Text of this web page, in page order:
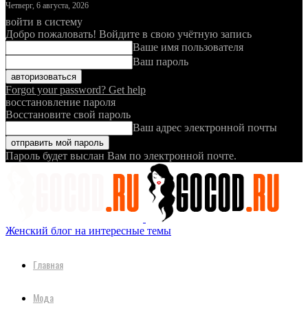
Четверг, 6 августа, 2026
войти в систему
Добро пожаловать! Войдите в свою учётную запись
Ваше имя пользователя
Ваш пароль
Forgot your password? Get help
восстановление пароля
Восстановите свой пароль
Ваш адрес электронной почты
Пароль будет выслан Вам по электронной почте.
Женский блог на интересные темы
Главная
Мода